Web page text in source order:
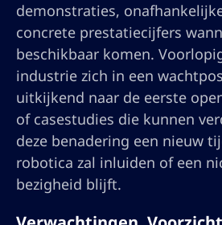
demonstraties,
concrete prestatiecijfers
beschikbaar komen.
industrie zich in een
uitkijkend naar de eerste
of casestudies die kunnen
deze benadering een nieuw
robotica zal inluiden of een
bezigheid blijft.